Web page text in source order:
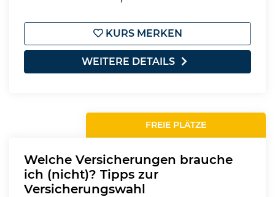
KURS MERKEN
WEITERE DETAILS
FREIE PLÄTZE
Welche Versicherungen brauche
ich (nicht)? Tipps zur
Versicherungswahl